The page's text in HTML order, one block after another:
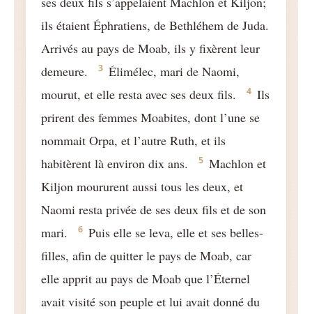
ils étaient Éphratiens, de Bethléhem de Juda.
Arrivés au pays de Moab, ils y fixèrent leur
demeure.
3 Élimélec, mari de Naomi,
mourut, et elle resta avec ses deux fils.
4 Ils
prirent des femmes Moabites, dont l’une se
nommait Orpa, et l’autre Ruth, et ils
habitèrent là environ dix ans.
5 Machlon et
Kiljon moururent aussi tous les deux, et
Naomi resta privée de ses deux fils et de son
mari.
6 Puis elle se leva, elle et ses belles-
filles, afin de quitter le pays de Moab, car
elle apprit au pays de Moab que l’Éternel
avait visité son peuple et lui avait donné du